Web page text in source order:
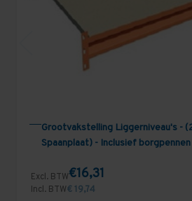
Grootvakstelling Liggerniveau's -
Spaanplaat) - Inclusief borgpennen
Excl. BTW€16,31
Incl. BTW€ 19,74